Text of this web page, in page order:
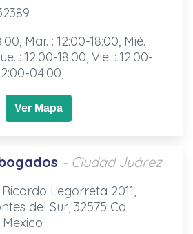
Mar. : 12:00-18:00, Mié. :
: 12:00-18:00, Vie. : 12:00-
04:00,
Ver Mapa
- Ciudad Juárez
Legorreta 2011,
del Sur, 32575 Cd
Mexico